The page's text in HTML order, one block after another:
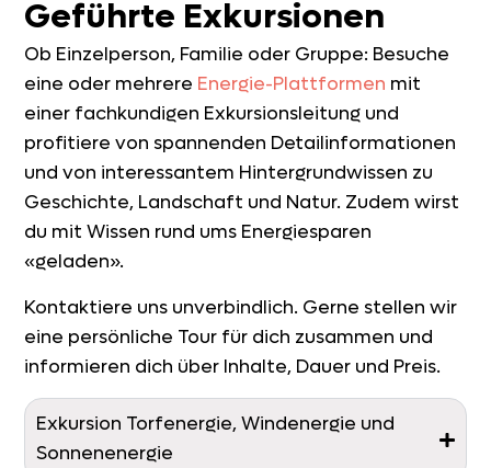
Geführte Exkursionen
Ob Einzelperson, Familie oder Gruppe: Besuche
eine oder mehrere Energie-Plattformen mit
einer fachkundigen Exkursionsleitung und
profitiere von spannenden Detailinformationen
und von interessantem Hintergrundwissen zu
Geschichte, Landschaft und Natur. Zudem wirst
du mit Wissen rund ums Energiesparen
«geladen».
Kontaktiere uns unverbindlich. Gerne stellen wir
eine persönliche Tour für dich zusammen und
informieren dich über Inhalte, Dauer und Preis.
Exkursion Torfenergie, Windenergie und
Sonnenenergie